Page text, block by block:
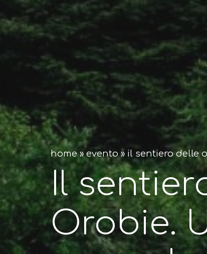
home»evento» il sentiero delle
Il
Orobie.